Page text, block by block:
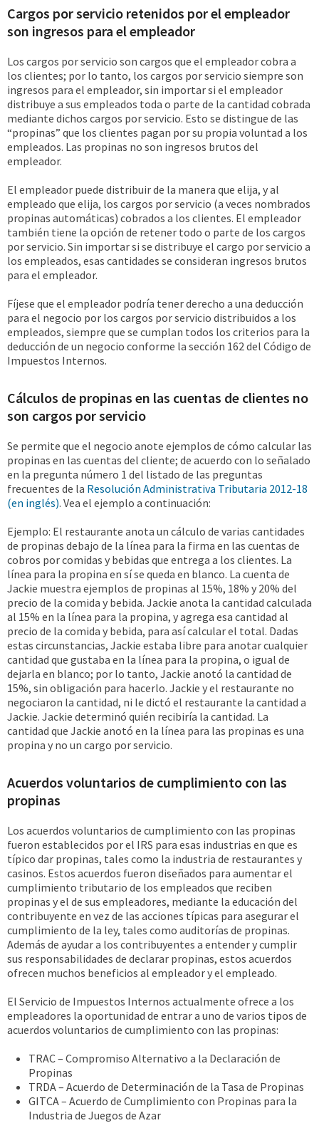
Cargos por servicio retenidos por el empleador
son ingresos para el empleador
Los cargos por servicio son cargos que el empleador cobra a
los clientes; por lo tanto, los cargos por servicio siempre son
ingresos para el empleador, sin importar si el empleador
distribuye a sus empleados toda o parte de la cantidad cobrada
mediante dichos cargos por servicio. Esto se distingue de las
“propinas” que los clientes pagan por su propia voluntad a los
empleados. Las propinas no son ingresos brutos del
empleador.
El empleador puede distribuir de la manera que elija, y al
empleado que elija, los cargos por servicio (a veces nombrados
propinas automáticas) cobrados a los clientes. El empleador
también tiene la opción de retener todo o parte de los cargos
por servicio. Sin importar si se distribuye el cargo por servicio a
los empleados, esas cantidades se consideran ingresos brutos
para el empleador.
Fíjese que el empleador podría tener derecho a una deducción
para el negocio por los cargos por servicio distribuidos a los
empleados, siempre que se cumplan todos los criterios para la
deducción de un negocio conforme la sección 162 del Código de
Impuestos Internos.
Cálculos de propinas en las cuentas de clientes no
son cargos por servicio
Se permite que el negocio anote ejemplos de cómo calcular las
propinas en las cuentas del cliente; de acuerdo con lo señalado
en la pregunta número 1 del listado de las preguntas
frecuentes de la Resolución Administrativa Tributaria 2012-18
(en inglés). Vea el ejemplo a continuación:
Ejemplo: El restaurante anota un cálculo de varias cantidades
de propinas debajo de la línea para la firma en las cuentas de
cobros por comidas y bebidas que entrega a los clientes. La
línea para la propina en sí se queda en blanco. La cuenta de
Jackie muestra ejemplos de propinas al 15%, 18% y 20% del
precio de la comida y bebida. Jackie anota la cantidad calculada
al 15% en la línea para la propina, y agrega esa cantidad al
precio de la comida y bebida, para así calcular el total. Dadas
estas circunstancias, Jackie estaba libre para anotar cualquier
cantidad que gustaba en la línea para la propina, o igual de
dejarla en blanco; por lo tanto, Jackie anotó la cantidad de
15%, sin obligación para hacerlo. Jackie y el restaurante no
negociaron la cantidad, ni le dictó el restaurante la cantidad a
Jackie. Jackie determinó quién recibiría la cantidad. La
cantidad que Jackie anotó en la línea para las propinas es una
propina y no un cargo por servicio.
Acuerdos voluntarios de cumplimiento con las
propinas
Los acuerdos voluntarios de cumplimiento con las propinas
fueron establecidos por el IRS para esas industrias en que es
típico dar propinas, tales como la industria de restaurantes y
casinos. Estos acuerdos fueron diseñados para aumentar el
cumplimiento tributario de los empleados que reciben
propinas y el de sus empleadores, mediante la educación del
contribuyente en vez de las acciones típicas para asegurar el
cumplimiento de la ley, tales como auditorías de propinas.
Además de ayudar a los contribuyentes a entender y cumplir
sus responsabilidades de declarar propinas, estos acuerdos
ofrecen muchos beneficios al empleador y el empleado.
El Servicio de Impuestos Internos actualmente ofrece a los
empleadores la oportunidad de entrar a uno de varios tipos de
acuerdos voluntarios de cumplimiento con las propinas:
TRAC – Compromiso Alternativo a la Declaración de
Propinas
TRDA – Acuerdo de Determinación de la Tasa de Propinas
GITCA – Acuerdo de Cumplimiento con Propinas para la
Industria de Juegos de Azar